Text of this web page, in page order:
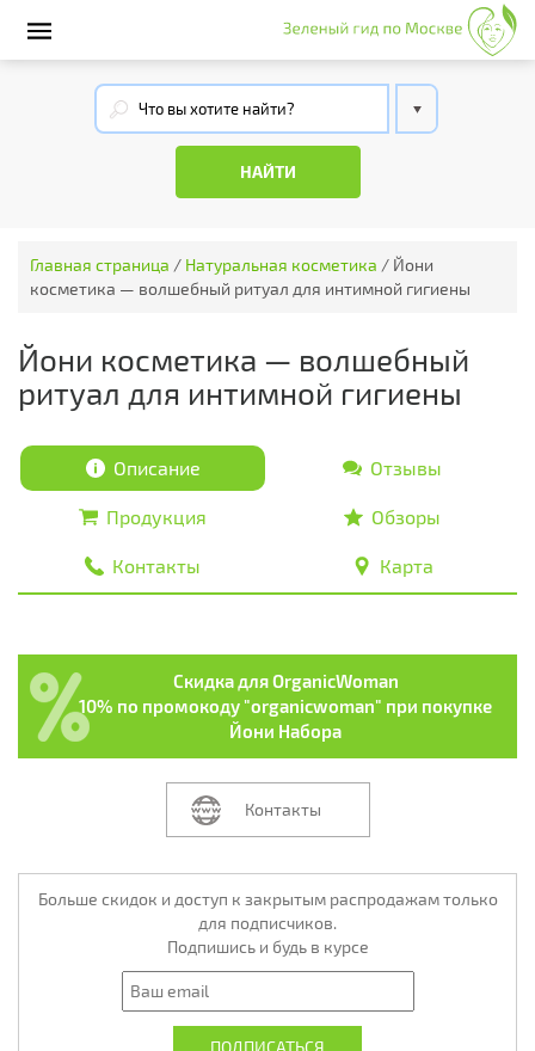
Главная страница / Натуральная косметика / Йони
косметика — волшебный ритуал для интимной гигиены
Йони косметика — волшебный
ритуал для интимной гигиены
Описание Отзывы
Продукция Обзоры
Контакты Карта
Скидка для OrganicWoman
10% по промокоду "organicwoman" при покупке
Йони Набора
Контакты
Больше скидок и доступ к закрытым распродажам только
для подписчиков.
Подпишись и будь в курсе